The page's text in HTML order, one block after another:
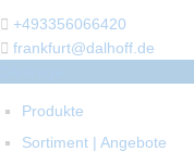
+493356066420
frankfurt@dalhoff.de
Produkte
Sortiment | Angebote